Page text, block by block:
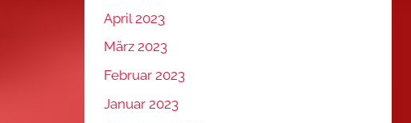
April 2023
März 2023
Februar 2023
Januar 2023